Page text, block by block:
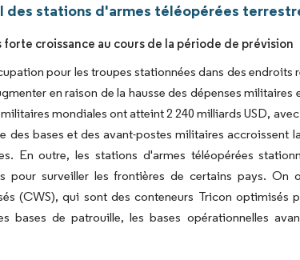
des stations d'armes téléopérées
croissance au cours de la période de prévision
pour les troupes stationnées dans des endroits
en raison de la hausse des dépenses militaires
mondiales ont atteint 2 240 milliards USD,
bases et des avant-postes militaires accroissent
En outre, les stations d'armes téléopérées
pour surveiller les frontières de certains pays. On
(CWS), qui sont des conteneurs Tricon optimisés
de patrouille, les bases opérationnelles